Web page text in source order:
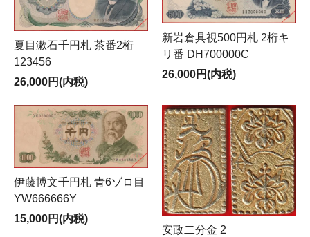
夏目漱石千円札 茶番2桁
123456
26,000円(内税)
新岩倉具視500円札 2桁キ
リ番 DH700000C
26,000円(内税)
伊藤博文千円札 青6ゾロ目
YW666666Y
15,000円(内税)
安政二分金 2